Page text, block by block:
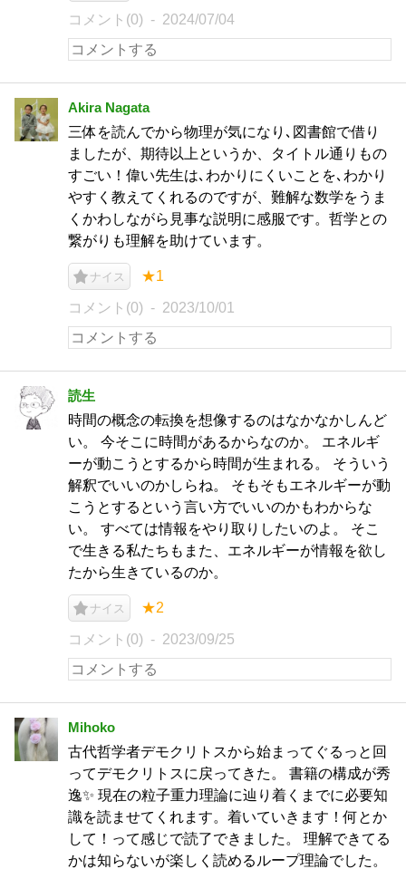
コメント(0) 2024/07/04
Akira Nagata
三体を読んでから物理が気になり､図書館で借り
ましたが、期待以上というか、タイトル通りもの
すごい！偉い先生は､わかりにくいことを､わかり
やすく教えてくれるのですが、難解な数学をうま
くかわしながら見事な説明に感服です。哲学との
繋がりも理解を助けています。
ナイス ★1
コメント(0) 2023/10/01
読生
時間の概念の転換を想像するのはなかなかしんど
い。 今そこに時間があるからなのか。 エネルギ
ーが動こうとするから時間が生まれる。 そういう
解釈でいいのかしらね。 そもそもエネルギーが動
こうとするという言い方でいいのかもわからな
い。 すべては情報をやり取りしたいのよ。 そこ
で生きる私たちもまた、エネルギーが情報を欲し
たから生きているのか。
ナイス ★2
コメント(0) 2023/09/25
Mihoko
古代哲学者デモクリトスから始まってぐるっと回
ってデモクリトスに戻ってきた。 書籍の構成が秀
逸✨ 現在の粒子重力理論に辿り着くまでに必要知
識を読ませてくれます。着いていきます！何とか
して！って感じで読了できました。 理解できてる
かは知らないが楽しく読めるループ理論でした。